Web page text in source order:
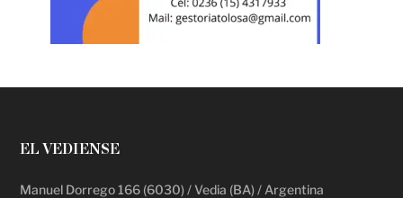
EL VEDIENSE
Manuel Dorrego 166 (6030) / Vedia (BA) / Argentina